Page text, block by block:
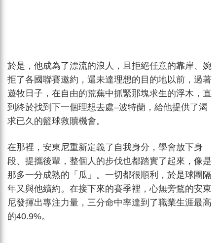
於是，他成為了漂流的浪人，且拒絕任意的靠岸、婉
拒了各國聯賽邀約，還未達理想的目的地以前，過著
遊牧日子，在自由的荒蕪中抓緊那塊求生的浮木，直
到終於找到下一個理想去處–波特蘭，給他提供了渴
求已久的籃球救贖機會。
在那裡，安東尼重新定義了自我身分，學會放下身
段、提攜後輩，整個人的步伐也都踏實了起來，像是
那多一分成熟的「瓜」。一切都很順利，於是球團隔
年又與他續約。在接下來的賽季裡，心無旁鶩的安東
尼發揮出專注力量，三分命中率達到了職業生涯最高
的40.9%。